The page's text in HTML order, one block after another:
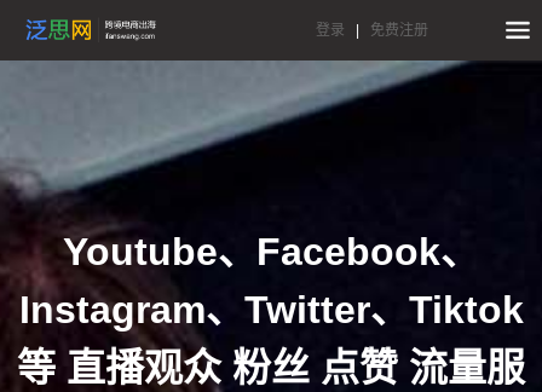
登录 免费注册
Youtube、Facebook、
Instagram、Twitter、Tiktok
等 直播观众 粉丝 点赞 流量服